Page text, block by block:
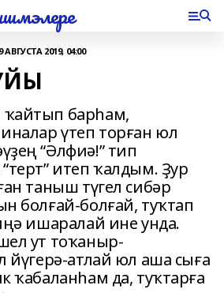
9 АВГУСТА 2019, 04:00
барһам,
үтеп торған юл
“Әлфиә!” тип
итеп ҡалдым. Ҙур
таныш түгел сибәр
болғай-болғай, туҡтап
ишаралай ине унда.
ут тоҡаныр-
йүгерә-атлай юл аша сыға
ҡабаланһам да, туҡтарға